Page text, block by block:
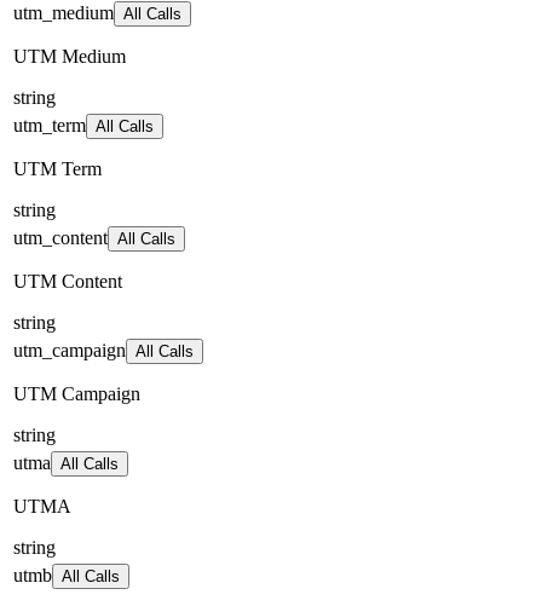
utm_medium All Calls
UTM Medium
string
utm_term All Calls
UTM Term
string
utm_content All Calls
UTM Content
string
utm_campaign All Calls
UTM Campaign
string
utma All Calls
UTMA
string
utmb All Calls